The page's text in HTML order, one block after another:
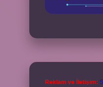
Reklam ve İletişim: